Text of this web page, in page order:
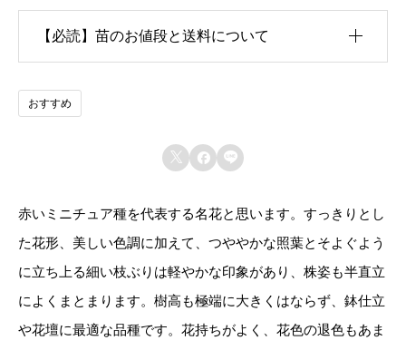
l
【必読】苗のお値段と送料について
生育状況が各苗、また季節ごとに異なるため、苗のお
値段は「概算価格」
また、送料につきましては、苗の種類、生育形態、生
ト上では未記載となっております。
ご注文後にお送りする「ご注文確定メール」にて、送
料を含めて調整した金額をお知らせいたします。送料
等に不都合ございましたら、メール到着後にキャンセ
おすすめ
  
赤いミニチュア種を代表する名花と思います。すっきりとし
た花形、美しい色調に加えて、つややかな照葉とそよぐよう
に立ち上る細い枝ぶりは軽やかな印象があり、株姿も半直立
によくまとまります。樹高も極端に大きくはならず、鉢仕立
や花壇に最適な品種です。花持ちがよく、花色の退色もあま